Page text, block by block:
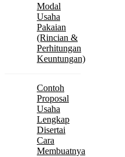
Modal
Usaha
Pakaian
(Rincian &
Perhitungan
Keuntungan)
Contoh
Proposal
Usaha
Lengkap
Disertai
Cara
Membuatnya